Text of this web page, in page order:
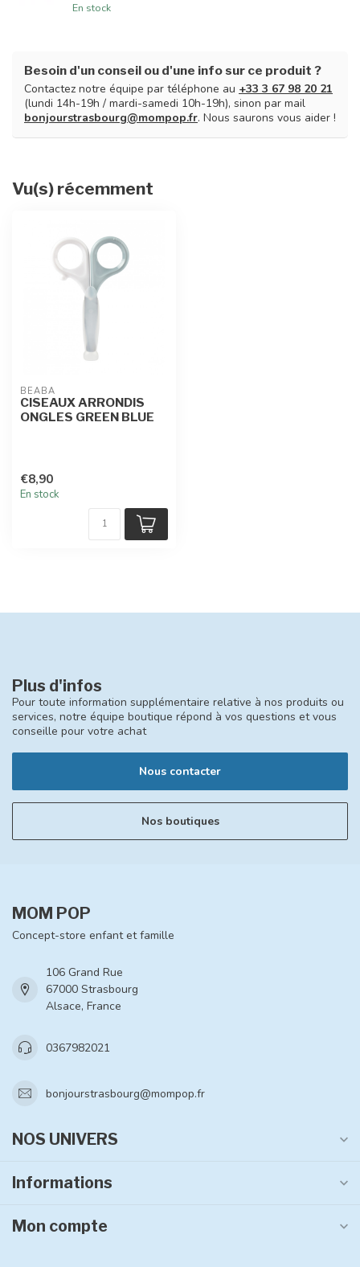
En stock
Besoin d'un conseil ou d'une info sur ce produit ?
Contactez notre équipe par téléphone au +33 3 67 98 20 21
(lundi 14h-19h / mardi-samedi 10h-19h), sinon par mail
bonjourstrasbourg@mompop.fr. Nous saurons vous aider !
Vu(s) récemment
BEABA
CISEAUX ARRONDIS
ONGLES GREEN BLUE
€8,90
En stock
Plus d'infos
Pour toute information supplémentaire relative à nos produits ou
services, notre équipe boutique répond à vos questions et vous
conseille pour votre achat
Nous contacter
Nos boutiques
MOM POP
Concept-store enfant et famille
106 Grand Rue
67000 Strasbourg
Alsace, France
0367982021
bonjourstrasbourg@mompop.fr
NOS UNIVERS
Informations
Mon compte